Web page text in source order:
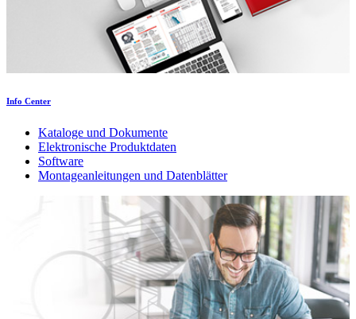
Info Center
Kataloge und Dokumente
Elektronische Produktdaten
Software
Montageanleitungen und Datenblätter